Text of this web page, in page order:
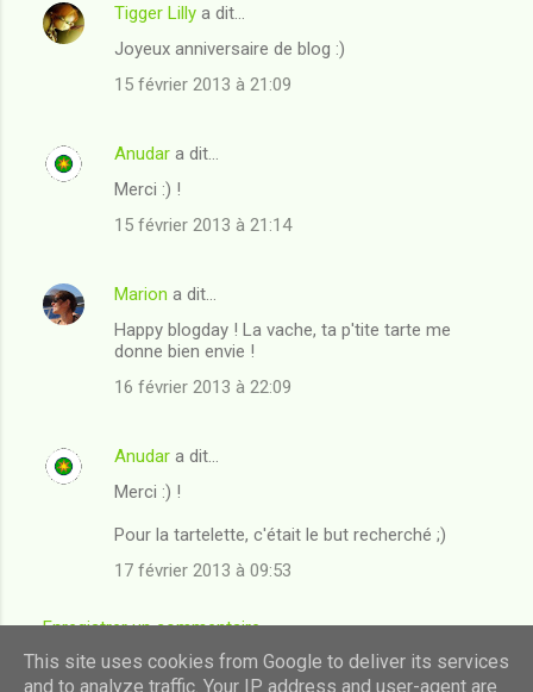
Tigger Lilly a dit…
Joyeux anniversaire de blog :)
15 février 2013 à 21:09
Anudar a dit…
Merci :) !
15 février 2013 à 21:14
Marion a dit…
Happy blogday ! La vache, ta p'tite tarte me
donne bien envie !
16 février 2013 à 22:09
Anudar a dit…
Merci :) !
Pour la tartelette, c'était le but recherché ;)
17 février 2013 à 09:53
Enregistrer un commentaire
This site uses cookies from Google to deliver its services
and to analyze traffic. Your IP address and user-agent are